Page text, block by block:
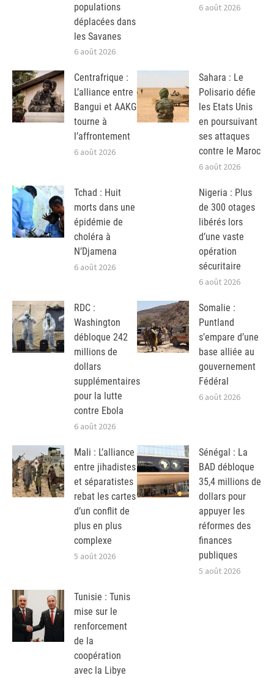
populations
déplacées dans
les Savanes
6 août 2026
6 août 2026
Centrafrique :
L’alliance entre
Bangui et AAKG
tourne à
l’affrontement
6 août 2026
Sahara : Le
Polisario défie
les Etats Unis
en poursuivant
ses attaques
contre le Maroc
6 août 2026
Tchad : Huit
morts dans une
épidémie de
choléra à
N’Djamena
6 août 2026
Nigeria : Plus
de 300 otages
libérés lors
d’une vaste
opération
sécuritaire
6 août 2026
RDC :
Washington
débloque 242
millions de
dollars
supplémentaires
pour la lutte
contre Ebola
6 août 2026
Somalie :
Puntland
s’empare d’une
base alliée au
gouvernement
Fédéral
6 août 2026
Mali : L’alliance
entre jihadistes
et séparatistes
rebat les cartes
d’un conflit de
plus en plus
complexe
5 août 2026
Sénégal : La
BAD débloque
35,4 millions de
dollars pour
appuyer les
réformes des
finances
publiques
5 août 2026
Tunisie : Tunis
mise sur le
renforcement
de la
coopération
avec la Libye